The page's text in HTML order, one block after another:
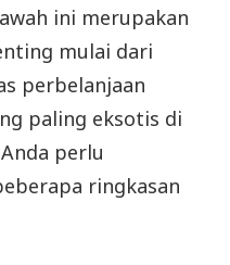
ini merupakan
mulai dari
perbelanjaan
paling eksotis di
perlu
ringkasan